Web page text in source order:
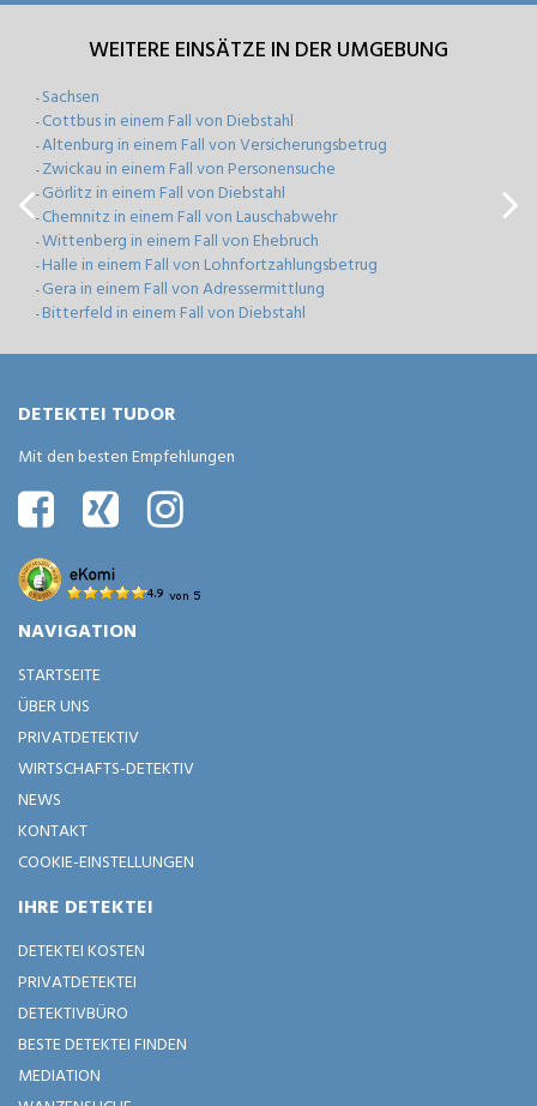
WEITERE EINSÄTZE IN DER UMGEBUNG
- Sachsen
- Cottbus in einem Fall von Diebstahl
-Altenburg in einem Fall von Versicherungsbetrug
- Zwickau in einem Fall von Personensuche
- Görlitz in einem Fall von Diebstahl
- Chemnitz in einem Fall von Lauschabwehr
-Wittenberg in einem Fall von Ehebruch
- Halle in einem Fall von Lohnfortzahlungsbetrug
- Gera in einem Fall von Adressermittlung
- Bitterfeld in einem Fall von Diebstahl
DETEKTEI TUDOR
Mit den besten Empfehlungen
NAVIGATION
STARTSEITE
ÜBER UNS
PRIVATDETEKTIV
WIRTSCHAFTS-DETEKTIV
NEWS
KONTAKT
COOKIE-EINSTELLUNGEN
IHRE DETEKTEI
DETEKTEI KOSTEN
PRIVATDETEKTEI
DETEKTIVBÜRO
BESTE DETEKTEI FINDEN
MEDIATION